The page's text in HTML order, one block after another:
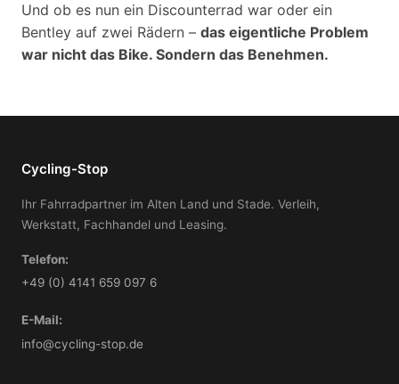
Und ob es nun ein Discounterrad war oder ein
Bentley auf zwei Rädern – das eigentliche Problem
war nicht das Bike. Sondern das Benehmen.
Cycling-Stop
Ihr Fahrradpartner im Alten Land und Stade. Verleih,
Werkstatt, Fachhandel und Leasing.
Telefon:
+49 (0) 4141 659 097 6
E-Mail:
info@cycling-stop.de